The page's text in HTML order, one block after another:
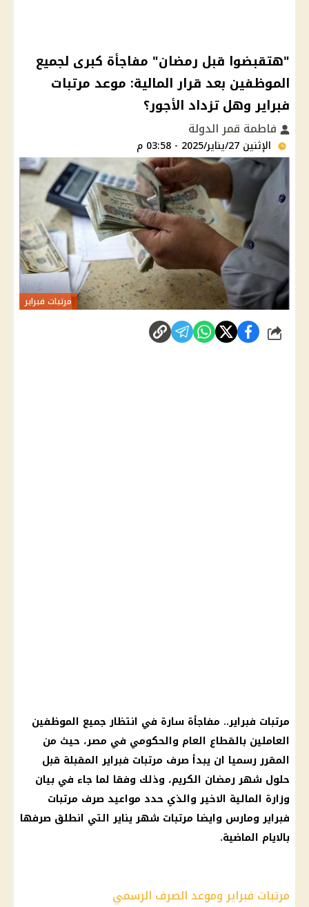
"هتقبضوا قبل رمضان" مفاجأة كبرى لجميع
الموظفين بعد قرار المالية: موعد مرتبات
فبراير وهل تزداد الأجور؟
فاطمة قمر الدولة
الإثنين 27/يناير/2025 - 03:58 م
مرتبات فبراير
شارك
مرتبات فبراير.. مفاجأة سارة في انتظار جميع الموظفين
العاملين بالقطاع العام والحكومي في مصر، حيث من
المقرر رسميا ان يبدأ صرف مرتبات فبراير المقبلة قبل
حلول شهر رمضان الكريم، وذلك وفقا لما جاء في بيان
وزارة المالية الاخير والذي حدد مواعيد صرف مرتبات
فبراير ومارس وايضا مرتبات شهر يناير التي انطلق صرفها
بالايام الماضية.
مرتبات فبراير وموعد الصرف الرسمي